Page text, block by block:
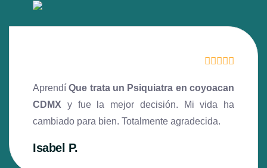
AprendíQue trata un Psiquiatra en coyoacan
CDMX y fue la mejor decisión. Mi vida ha
cambiado para bien. Totalmente agradecida.
Isabel P.